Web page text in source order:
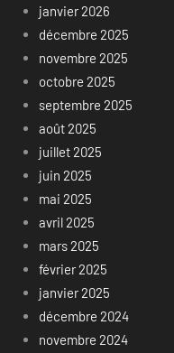
janvier 2026
décembre 2025
novembre 2025
octobre 2025
septembre 2025
août 2025
juillet 2025
juin 2025
mai 2025
avril 2025
mars 2025
février 2025
janvier 2025
décembre 2024
novembre 2024